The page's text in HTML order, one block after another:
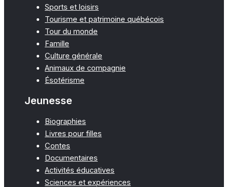
Sports et loisirs
Tourisme et patrimoine québécois
Tour du monde
Famille
Culture générale
Animaux de compagnie
Ésotérisme
Jeunesse
Biographies
Livres pour filles
Contes
Documentaires
Activités éducatives
Sciences et expériences